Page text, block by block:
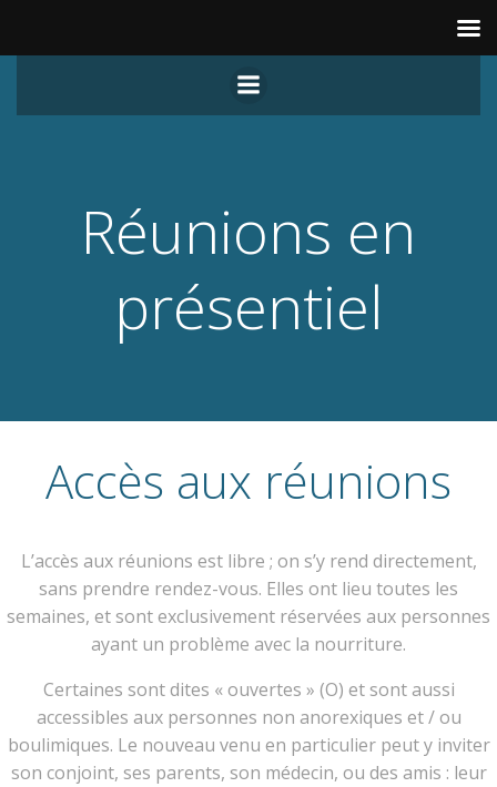
au
contenu
Réunions en
présentiel
Accès aux réunions
L’accès aux réunions est libre ; on s’y rend directement,
sans prendre rendez-vous. Elles ont lieu toutes les
semaines, et sont exclusivement réservées aux personnes
ayant un problème avec la nourriture.
Certaines sont dites « ouvertes » (O) et sont aussi
accessibles aux personnes non anorexiques et / ou
boulimiques. Le nouveau venu en particulier peut y inviter
son conjoint, ses parents, son médecin, ou des amis : leur